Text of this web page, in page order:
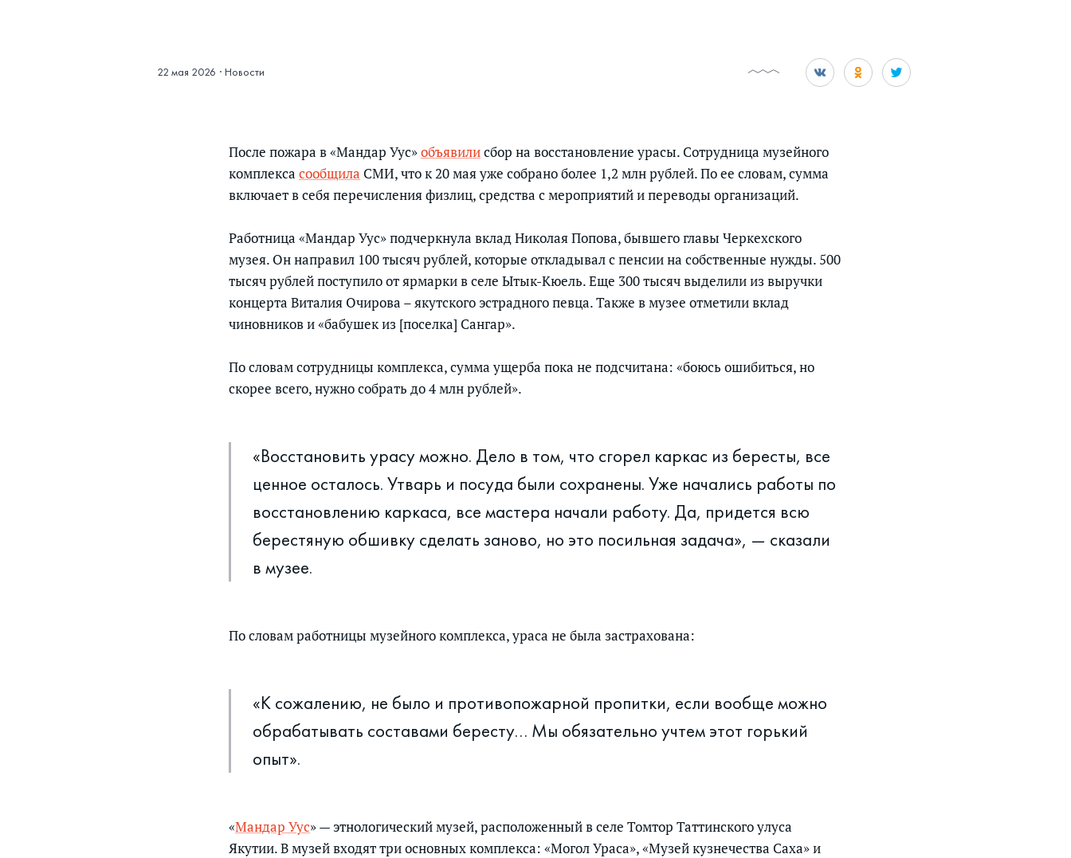
22 мая 2026 · Новости
После пожара в «Мандар Уус»объявилисбор на восстановление урасы. Сотрудница музейного
комплекса сообщила СМИ, что к 20 мая уже собрано более 1,2 млн рублей. По ее словам, сумма
включает в себя перечисления физлиц, средства с мероприятий и переводы организаций.
Работница «Мандар Уус» подчеркнула вклад Николая Попова, бывшего главы Черкехского
музея. Он направил 100 тысяч рублей, которые откладывал с пенсии на собственные нужды. 500
тысяч рублей поступило от ярмарки в селе Ытык-Кюель. Еще 300 тысяч выделили из выручки
концерта Виталия Очирова – якутского эстрадного певца. Также в музее отметили вклад
чиновников и «бабушек из [поселка] Сангар».
По словам сотрудницы комплекса, сумма ущерба пока не подсчитана: «боюсь ошибиться, но
скорее всего, нужно собрать до 4 млн рублей».
«Восстановить урасу можно. Дело в том, что сгорел каркас из бересты, все
ценное осталось. Утварь и посуда были сохранены. Уже начались работы по
восстановлению каркаса, все мастера начали работу. Да, придется всю
берестяную обшивку сделать заново, но это посильная задача», — сказали
в музее.
По словам работницы музейного комплекса, ураса не была застрахована:
«К сожалению, не было и противопожарной пропитки, если вообще можно
обрабатывать составами бересту… Мы обязательно учтем этот горький
опыт».
«Мандар Уус» — этнологический музей, расположенный в селе Томтор Таттинского улуса
Якутии. В музей входят три основных комплекса: «Могол Ураса», «Музей кузнечества Саха» и